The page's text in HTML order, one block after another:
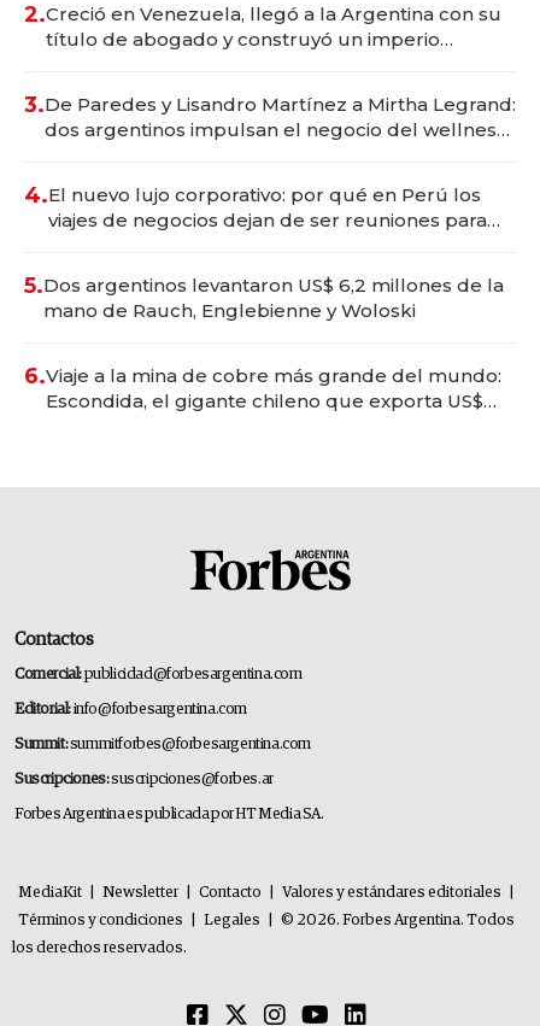
2.Creció en Venezuela, llegó a la Argentina con su
título de abogado y construyó un imperio
3.De Paredes y Lisandro Martínez a Mirtha Legrand:
dos argentinos impulsan el negocio del wellness
4.El nuevo lujo corporativo: por qué en Perú los
viajes de negocios dejan de ser reuniones para
5.Dos argentinos levantaron US$ 6,2 millones de la
mano de Rauch, Englebienne y Woloski
6.Viaje a la mina de cobre más grande del mundo:
Escondida, el gigante chileno que exporta US$
Contactos
Comercial:publicidad@forbesargentina.com
Editorial:info@forbesargentina.com
Summit:summitforbes@forbesargentina.com
Suscripciones:suscripciones@forbes.ar
Forbes Argentina es publicada por HT Media SA.
MediaKit Newsletter Contacto Valores y estándares editoriales
Términos y condiciones
Legales
© 2026. Forbes Argentina. Todos
los derechos reservados.